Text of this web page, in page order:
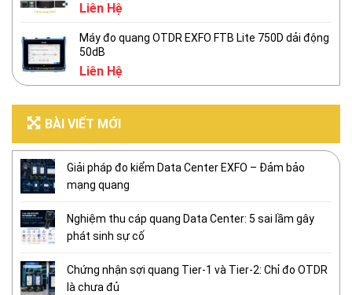
Liên Hệ
Máy đo quang OTDR EXFO FTB Lite 750D dải động
50dB
Liên Hệ
BÀI VIẾT MỚI
Giải pháp đo kiểm Data Center EXFO – Đảm bảo
mạng quang
Nghiệm thu cáp quang Data Center: 5 sai lầm gây
phát sinh sự cố
Chứng nhận sợi quang Tier-1 và Tier-2: Chỉ đo OTDR
là chưa đủ